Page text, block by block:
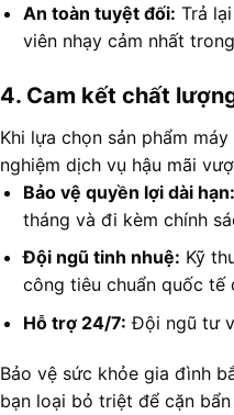
An toàn tuyệt đối: Trả
viên nhạy cảm nhất
4. Cam kết chất
Khi lựa chọn sản phẩm
nghiệm dịch vụ hậu mãi
Bảo vệ quyền lợi dài hạn:
tháng và đi kèm chính
Đội ngũ tinh nhuệ: Kỹ
công tiêu chuẩn quốc tế
Hỗ trợ 24/7: Đội ngũ tư
Bảo vệ sức khỏe gia đình
bạn loại bỏ triệt để cặn